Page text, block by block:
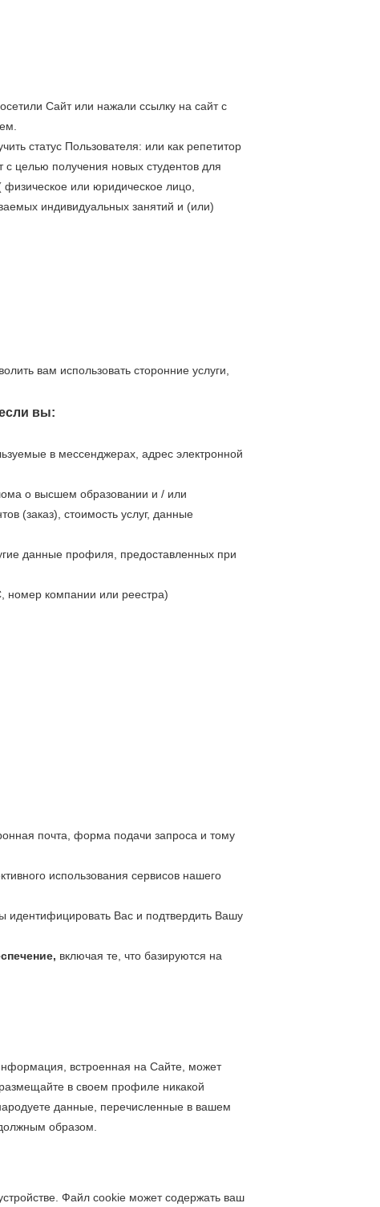
Сайт или нажали ссылку на сайт с
статус Пользователя: или как репетитор
целью получения новых студентов для
физическое или юридическое лицо,
индивидуальных занятий и (или)
вам использовать сторонние услуги,
вы:
в мессенджерах, адрес электронной
о высшем образовании и / или
(заказ), стоимость услуг, данные
данные профиля, предоставленных при
номер компании или реестра)
почта, форма подачи запроса и тому
использования сервисов нашего
Вас и подтвердить Вашу
включая те, что базируются на
встроенная на Сайте, может
в своем профиле никакой
данные, перечисленные в вашем
образом.
Файл cookie может содержать ваш